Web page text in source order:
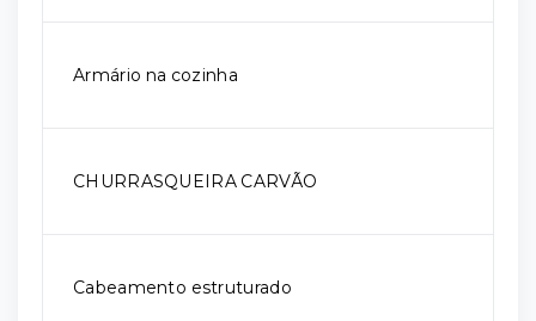
Armário na cozinha
CHURRASQUEIRA CARVÃO
Cabeamento estruturado